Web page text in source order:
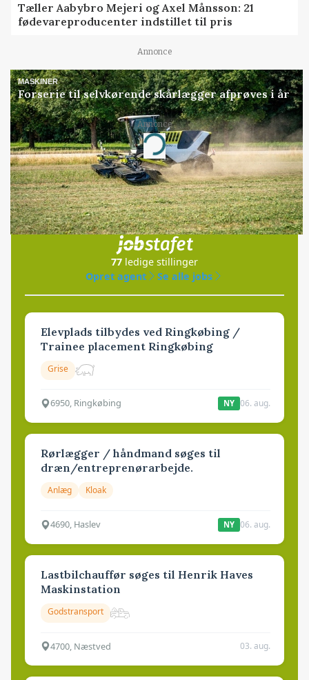
Tæller Aabybro Mejeri og Axel Månsson: 21
fødevareproducenter indstillet til pris
Annonce
MASKINER
Forserie til selvkørende skårlægger afprøves i år
Annonce
Loading...
Jobs
i samarbejde med
77 ledige stillinger
Opret agent
Se alle jobs
Elevplads tilbydes ved Ringkøbing /
Trainee placement Ringkøbing
Grise
6950, Ringkøbing NY 06. aug.
Rørlægger / håndmand søges til
dræn/entreprenørarbejde.
Anlæg Kloak
4690, Haslev NY 06. aug.
Lastbilchauffør søges til Henrik Haves
Maskinstation
Godstransport
4700, Næstved 03. aug.